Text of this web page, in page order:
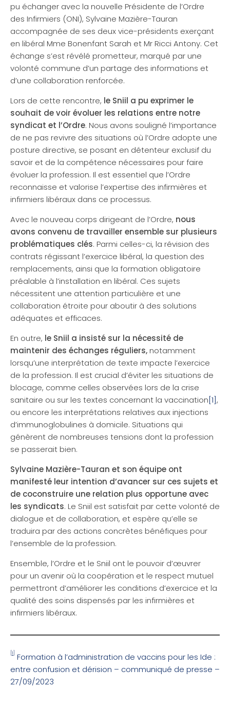
pu échanger avec la nouvelle Présidente de l’Ordre
des Infirmiers (ONI), Sylvaine Mazière-Tauran
accompagnée de ses deux vice-présidents exerçant
en libéral Mme Bonenfant Sarah et Mr Ricci Antony. Cet
échange s’est révélé prometteur, marqué par une
volonté commune d’un partage des informations et
d’une collaboration renforcée.
Lors de cette rencontre, le Sniil a pu exprimer le
souhait de voir évoluer les relations entre notre
syndicat et l’Ordre. Nous avons souligné l’importance
de ne pas revivre des situations où l’Ordre adopte une
posture directive, se posant en détenteur exclusif du
savoir et de la compétence nécessaires pour faire
évoluer la profession. Il est essentiel que l’Ordre
reconnaisse et valorise l’expertise des infirmières et
infirmiers libéraux dans ce processus.
Avec le nouveau corps dirigeant de l’Ordre, nous
avons convenu de travailler ensemble sur plusieurs
problématiques clés. Parmi celles-ci, la révision des
contrats régissant l’exercice libéral, la question des
remplacements, ainsi que la formation obligatoire
préalable à l’installation en libéral. Ces sujets
nécessitent une attention particulière et une
collaboration étroite pour aboutir à des solutions
adéquates et efficaces.
En outre, le Sniil a insisté sur la nécessité de
maintenir des échanges réguliers,notamment
lorsqu’une interprétation de texte impacte l’exercice
de la profession. Il est crucial d’éviter les situations de
blocage, comme celles observées lors de la crise
sanitaire ou sur les textes concernant la vaccination[1],
ou encore les interprétations relatives aux injections
d’immunoglobulines à domicile. Situations qui
génèrent de nombreuses tensions dont la profession
se passerait bien.
Sylvaine Mazière-Tauran et son équipe ont
manifesté leur intention d’avancer sur ces sujets et
de coconstruire une relation plus opportune avec
les syndicats. Le Sniil est satisfait par cette volonté de
dialogue et de collaboration, et espère qu’elle se
traduira par des actions concrètes bénéfiques pour
l’ensemble de la profession.
Ensemble, l’Ordre et le Sniil ont le pouvoir d’œuvrer
pour un avenir où la coopération et le respect mutuel
permettront d’améliorer les conditions d’exercice et la
qualité des soins dispensés par les infirmières et
infirmiers libéraux.
[1]
Formation à l’administration de vaccins pour les Ide :
entre confusion et dérision – communiqué de presse –
27/09/2023